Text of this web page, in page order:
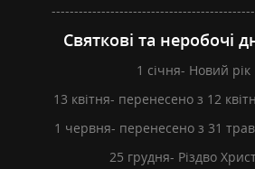
Святкові та неробочі
1 січня- Новий рік
13 квітня- перенесено з 12
1 червня- перенесено з 31
25 грудня- Різдво